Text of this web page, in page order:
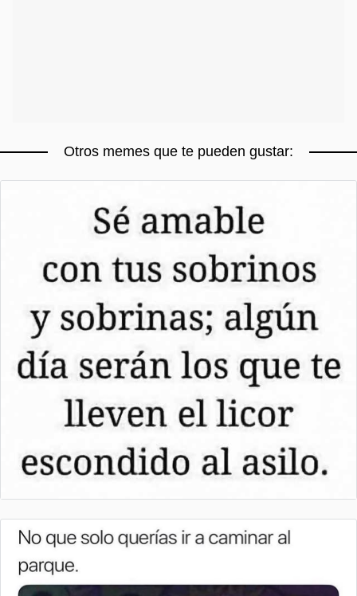
Otros memes que te pueden gustar: